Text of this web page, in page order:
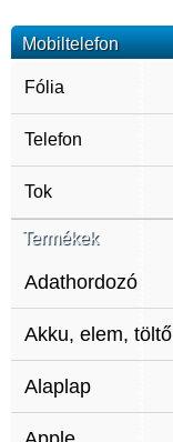
Mobiltelefon
Fólia
Telefon
Tok
Termékek
Adathordozó
Akku, elem, töltő
Alaplap